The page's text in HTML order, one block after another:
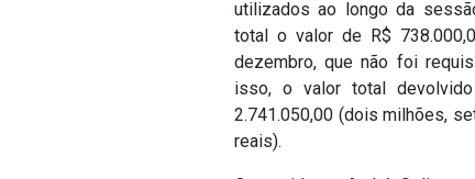
utilizados ao longo da
total o valor de R$
dezembro, que não foi
isso, o valor total
2.741.050,00 (dois milhões,
reais).